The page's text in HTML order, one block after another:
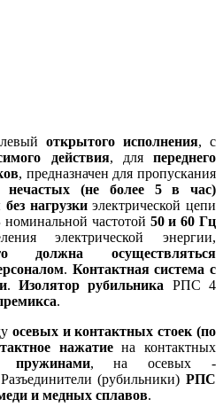
открытого исполнения, с
действия, дляпереднего
, предназначен для пропускания
нечастых (не более 5 в час)
нагрузкиэлектрической цепи
номинальной частотой 50 и 60 Гц
электрической энергии,
должна осуществляться
. Контактная система с
.Изолятор рубильника РПС 4
.
осевых и контактных стоек (по
нажатиена контактных
пружинами, на осевых -
(рубильники) РПС
и медных сплавов.